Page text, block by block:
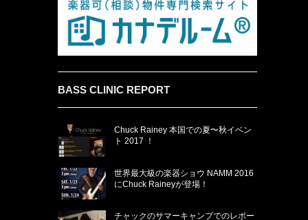
BASS CLINIC REPORT
Chuck Rainey 本国での夏〜秋イベン
ト 2017 ！
世界最大級の楽器ショウ NAMM 2016
にChuck Raineyが登場！
チャックのサマーキャンプでのレポー